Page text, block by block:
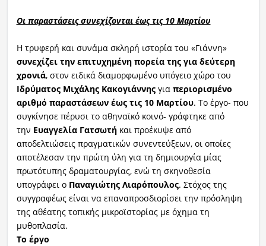
Οι παραστάσεις συνεχίζονται έως τις 10 Μαρτίου
Η τρυφερή και συνάμα σκληρή ιστορία του «Γιάννη»
συνεχίζει την επιτυχημένη πορεία της για δεύτερη
χρονιά, στον ειδικά διαμορφωμένο υπόγειο χώρο του
Ιδρύματος Μιχάλης Κακογιάννηςγια περιορισμένο
αριθμό παραστάσεωνέως τις 10 Μαρτίου. Το έργο- που
συγκίνησε πέρυσι το αθηναϊκό κοινό- γράφτηκε από
την Ευαγγελία Γατσωτήκαι προέκυψε από
αποδελτιώσεις πραγματικών συνεντεύξεων, οι οποίες
αποτέλεσαν την πρώτη ύλη για τη δημιουργία μίας
πρωτότυπης δραματουργίας, ενώ τη σκηνοθεσία
υπογράφει ο Παναγιώτης Λιαρόπουλος. Στόχος της
συγγραφέως είναι να επαναπροσδιορίσει την πρόσληψη
της αθέατης τοπικής μικροϊστορίας με όχημα τη
μυθοπλασία.
Το έργο